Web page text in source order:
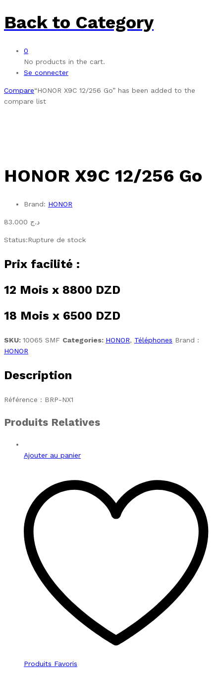
Back to Category
0
No products in the cart.
Se connecter
Compare“HONOR X9C 12/256 Go” has been added to the
compare list
HONOR X9C 12/256 Go
Brand: HONOR
د.ج
Status:Rupture de stock
Prix facilité :
12 Mois x 8800 DZD
18 Mois x 6500 DZD
SKU: 10065 SMF Categories: HONOR, Téléphones Brand :
HONOR
Description
Référence : BRP-NX1
Produits Relatives
Ajouter au panier
Produits Favoris